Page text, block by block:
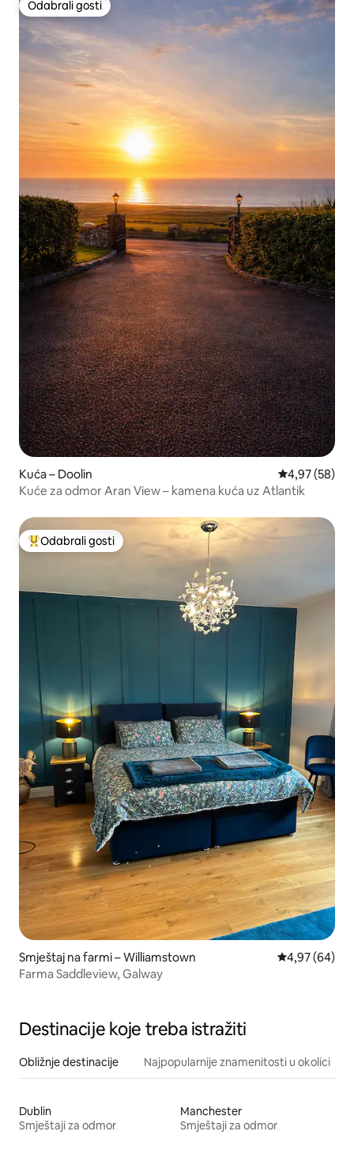
Odabrali gosti
Odabrali gosti
Kuća – Doolin Prosječna
4,97 (58)
Kuće za odmor Aran View – kamena kuća uz Atlantik
Među najviše rangiranima s oznakom „Odabrali gosti”
Odabrali gosti
Smještaj na farmi – Williamstown Prosječna
4,97 (64)
Farma Saddleview, Galway
Destinacije koje treba istražiti
Obližnje destinacije Najpopularnije znamenitosti u okolici
Dublin
Smještaji za odmor
Manchester
Smještaji za odmor